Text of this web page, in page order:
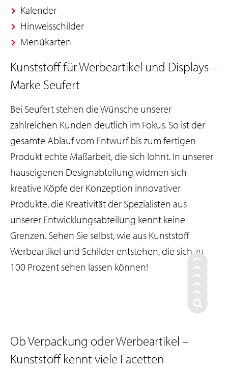
Kalender
Hinweisschilder
Menükarten
Kunststoff für Werbeartikel und Displays –
Marke Seufert
Bei Seufert stehen die Wünsche unserer
zahlreichen Kunden deutlich im Fokus. So ist der
gesamte Ablauf vom Entwurf bis zum fertigen
Produkt echte Maßarbeit, die sich lohnt. In unserer
hauseigenen Designabteilung widmen sich
kreative Köpfe der Konzeption innovativer
Produkte, die Kreativität der Spezialisten aus
unserer Entwicklungsabteilung kennt keine
Grenzen. Sehen Sie selbst, wie aus Kunststoff
Werbeartikel und Schilder entstehen, die sich zu
100 Prozent sehen lassen können!
Ob Verpackung oder Werbeartikel –
Kunststoff kennt viele Facetten